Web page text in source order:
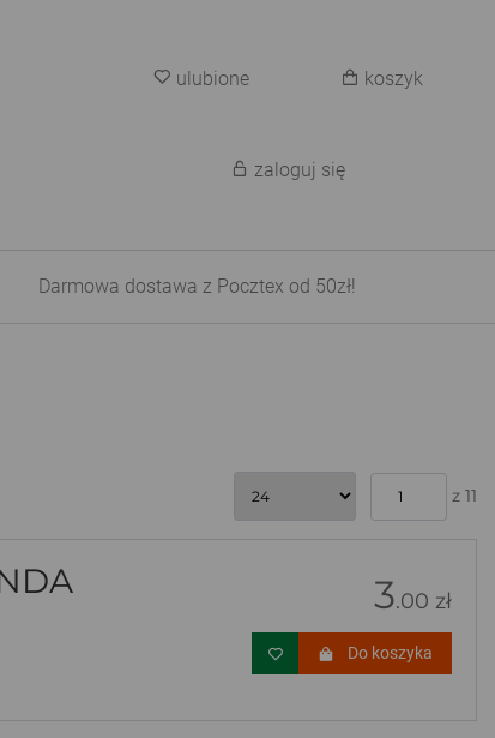
ulubione koszyk
zaloguj się
Darmowa dostawa z Pocztex od 50zł!
z 11
3.00 zł
Do koszyka